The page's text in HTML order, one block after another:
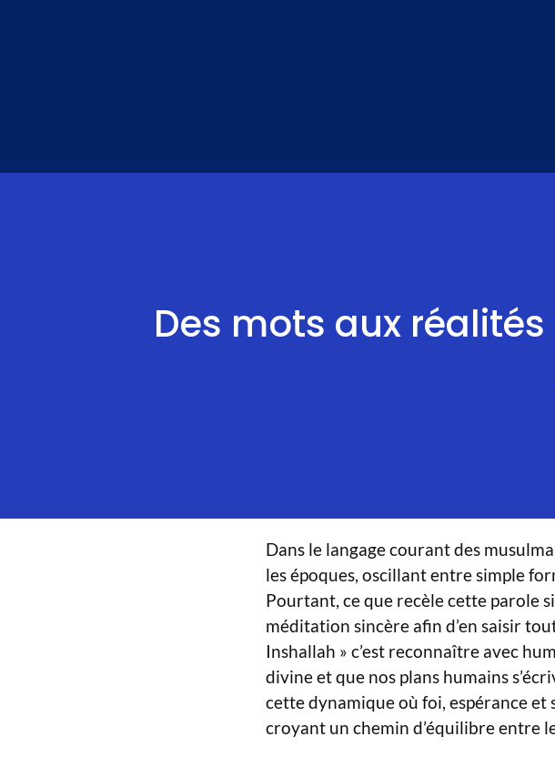
Des mots aux
Dans le langage courant des
les époques, oscillant entre simple
Pourtant, ce que recèle cette parole
méditation sincère afin d’en saisir
Inshallah » c’est reconnaître avec
divine et que nos plans humains
cette dynamique où foi, espérance
croyant un chemin d’équilibre entre